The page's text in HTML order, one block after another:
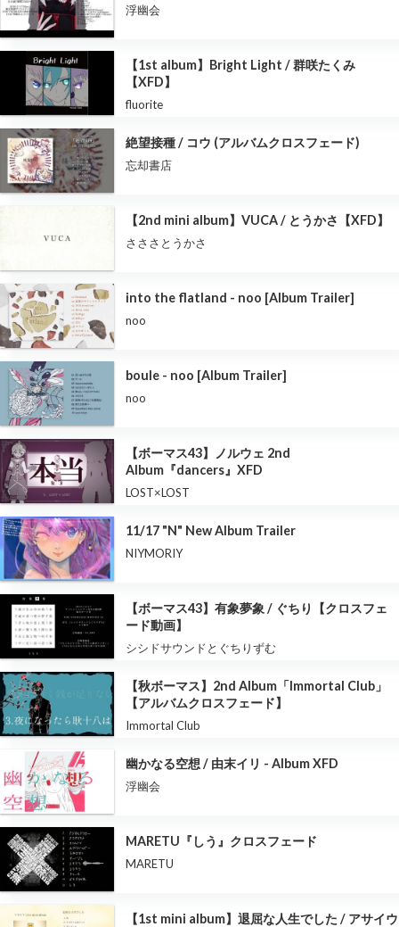
浮幽会
【1st album】Bright Light / 群咲たくみ
【XFD】
fluorite
絶望接種 / コウ (アルバムクロスフェード)
忘却書店
【2nd mini album】VUCA / とうかさ【XFD】
さささとうかさ
into the flatland - noo [Album Trailer]
noo
boule - noo [Album Trailer]
noo
【ボーマス43】ノルウェ 2nd
Album『dancers』XFD
LOST×LOST
11/17 "N" New Album Trailer
NIYMORIY
【ボーマス43】有象夢象 / ぐちり【クロスフェ
ード動画】
シシドサウンドとぐちりずむ
【秋ボーマス】2nd Album「Immortal Club」
【アルバムクロスフェード】
Immortal Club
幽かなる空想 / 由末イリ - Album XFD
浮幽会
MARETU『しう』クロスフェード
MARETU
【1st mini album】退屈な人生でした / アサイウ